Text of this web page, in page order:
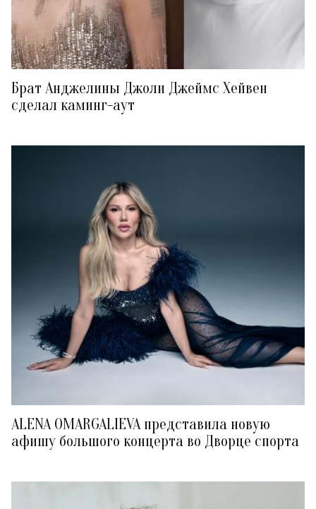
Брат Анджелины Джоли Джеймс Хейвен
сделал каминг-аут
ALENA OMARGALIEVA представила новую
афишу большого концерта во Дворце спорта